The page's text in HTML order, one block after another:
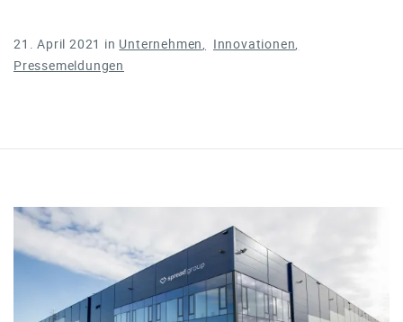
21. April 2021 in Unternehmen
Innovationen
Pressemeldungen